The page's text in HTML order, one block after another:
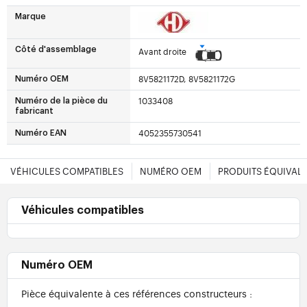
Marque
Côté d'assemblage Avant droite
Numéro OEM 8V5821172D, 8V5821172G
Numéro de la pièce du
fabricant
1033408
Numéro EAN 4052355730541
VÉHICULES COMPATIBLES NUMÉRO OEM PRODUITS
Véhicules compatibles
Numéro OEM
Pièce équivalente à ces références constructeurs :